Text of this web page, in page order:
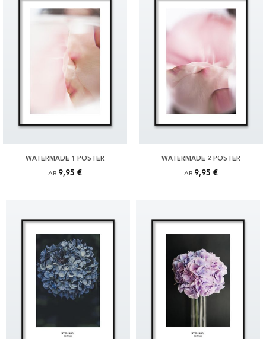
WATERMADE 1 POSTER
AB 9,95 €
WATERMADE 2 POSTER
AB 9,95 €